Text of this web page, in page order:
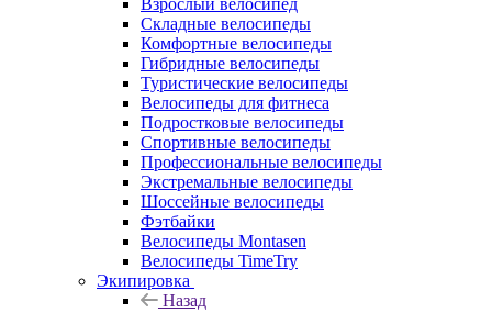
Взрослый велосипед
Складные велосипеды
Комфортные велосипеды
Гибридные велосипеды
Туристические велосипеды
Велосипеды для фитнеса
Подростковые велосипеды
Спортивные велосипеды
Профессиональные велосипеды
Экстремальные велосипеды
Шоссейные велосипеды
Фэтбайки
Велосипеды Montasen
Велосипеды TimeTry
Экипировка
Назад